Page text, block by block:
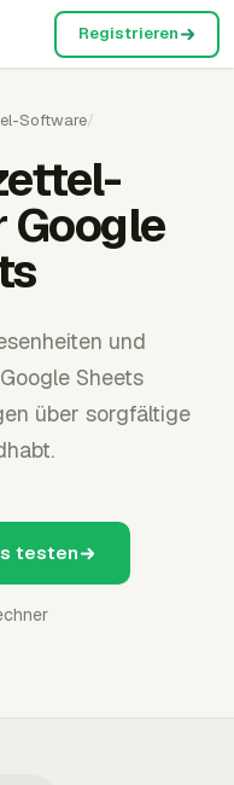
Registrieren
Software/
Google
und
Sheets
über sorgfältige
testen